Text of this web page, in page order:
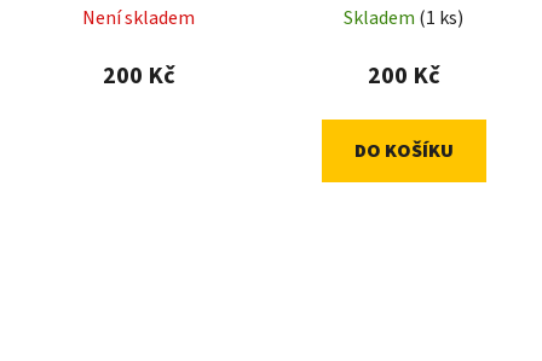
Není skladem
200 Kč
Skladem (1 ks)
200 Kč
DO KOŠÍKU